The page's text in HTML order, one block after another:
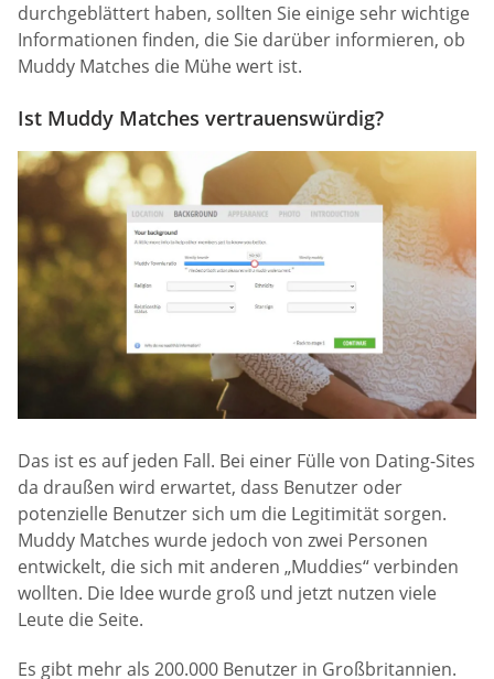
durchgeblättert haben, sollten Sie einige sehr wichtige
Informationen finden, die Sie darüber informieren, ob
Muddy Matches die Mühe wert ist.
Ist Muddy Matches vertrauenswürdig?
Das ist es auf jeden Fall. Bei einer Fülle von Dating-Sites
da draußen wird erwartet, dass Benutzer oder
potenzielle Benutzer sich um die Legitimität sorgen.
Muddy Matches wurde jedoch von zwei Personen
entwickelt, die sich mit anderen „Muddies“ verbinden
wollten. Die Idee wurde groß und jetzt nutzen viele
Leute die Seite.
Es gibt mehr als 200.000 Benutzer in Großbritannien.